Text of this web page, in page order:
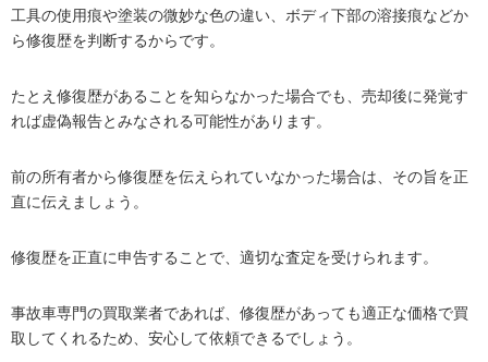
工具の使用痕や塗装の微妙な色の違い、ボディ下部の溶接痕などか
ら修復歴を判断するからです。
たとえ修復歴があることを知らなかった場合でも、売却後に発覚す
れば虚偽報告とみなされる可能性があります。
前の所有者から修復歴を伝えられていなかった場合は、その旨を正
直に伝えましょう。
修復歴を正直に申告することで、適切な査定を受けられます。
事故車専門の買取業者であれば、修復歴があっても適正な価格で買
取してくれるため、安心して依頼できるでしょう。